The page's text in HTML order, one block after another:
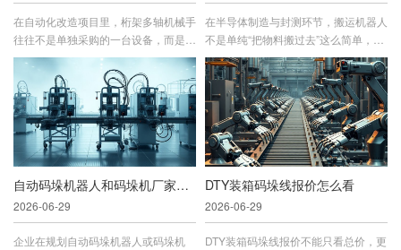
在自动化改造项目里，桁架多轴机械手
往往不是单独采购的一台设备，而是决
定整条产线节拍、稳定性和交付难度...
在半导体制造与封测环节，搬运机器人
不是单纯“把物料搬过去”这么简单，而
是直接影响洁净环境稳定性、物料...
自动码垛机器人和码垛机厂家怎么选？适合不同场景的方案
2026-06-29
企业在规划自动码垛机器人或码垛机
DTY装箱码垛线报价怎么看
2026-06-29
DTY装箱码垛线报价不能只看总价，更